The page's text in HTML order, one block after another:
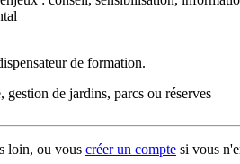
de formation.
de jardins, parcs ou réserves
loin, ou vous créer un compte si vous